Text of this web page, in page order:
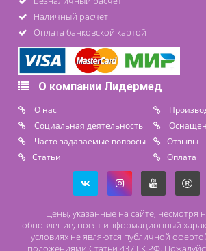
+7 (812) 565 23 25
+7 (911) 975 18 51
+7 (931) 388 11 60
Расходные материалы
Lidermed.rf@yandex.ru
Адрес
196626, Санкт-Петербург, Шушары, ул.
Способы оплаты
Безналичный расчет
Наличный расчет
Оплата банковской картой
О компании Лидермед